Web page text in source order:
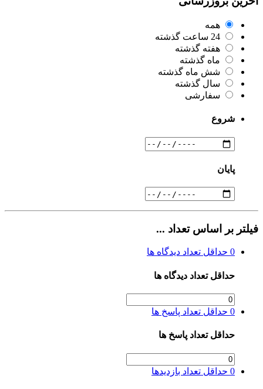
همه
24 ساعت گذشته
هفته گذشته
ماه گذشته
شش ماه گذشته
سال گذشته
سفارشی
شروع
پایان
فیلتر بر اساس تعداد ...
0 حداقل تعداد دیدگاه ها
حداقل تعداد دیدگاه ها
0 حداقل تعداد پاسخ ها
حداقل تعداد پاسخ ها
0 حداقل تعداد بازدیدها